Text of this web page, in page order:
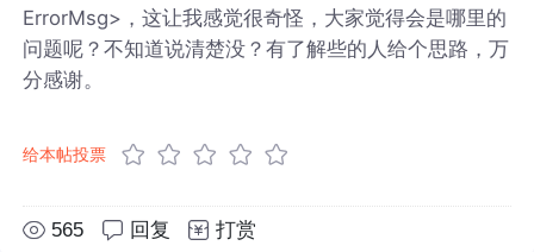
ErrorMsg>，这让我感觉很奇怪，大家觉得会是哪里的
问题呢？不知道说清楚没？有了解些的人给个思路，万
分感谢。
给本帖投票
565 回复 打赏